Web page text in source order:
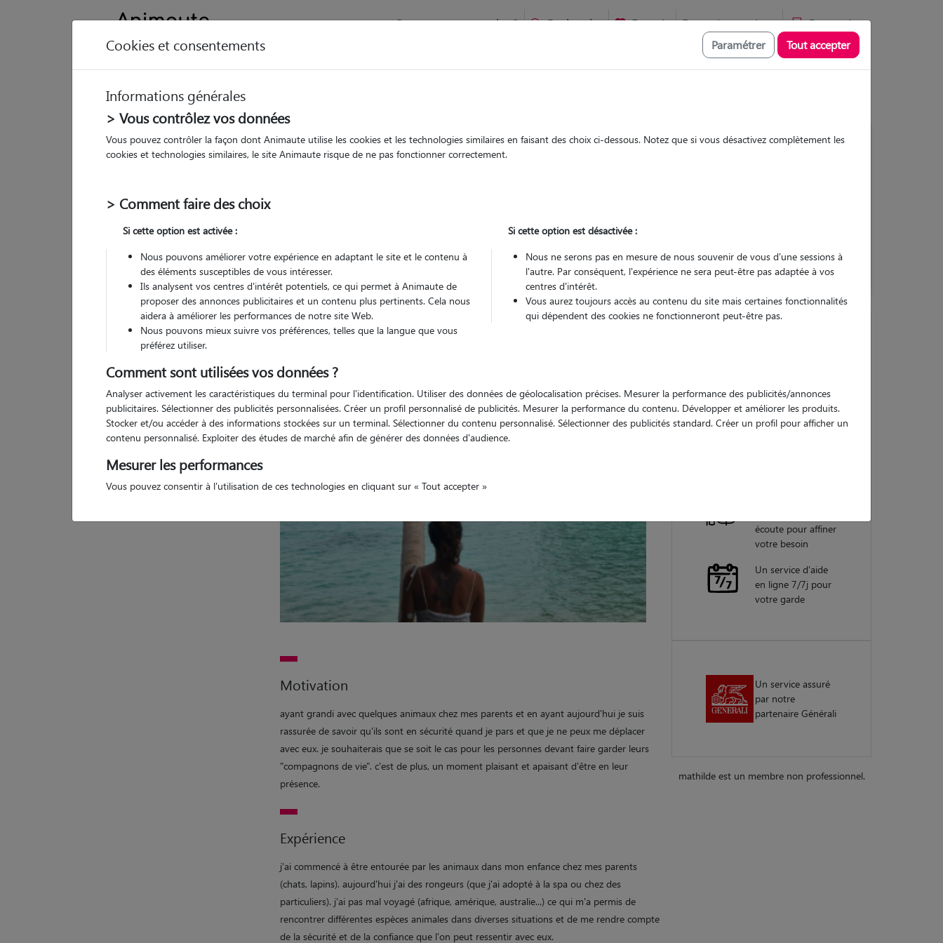
Comment ça marche ? Recherche Favoris Devenir pet sitter Connexion
Mathilde
3 animaux
Motivation
ayant grandi avec quelques animaux chez mes parents et en ayant aujourd'hui je suis
rassurée de savoir qu'ils sont en sécurité quand je pars et que je ne peux me déplacer
avec eux. je souhaiterais que se soit le cas pour les personnes devant faire garder leurs
"compagnons de vie". c'est de plus, un moment plaisant et apaisant d'être en leur
présence.
Expérience
j'ai commencé à être entourée par les animaux dans mon enfance chez mes parents
(chats, lapins). aujourd'hui j'ai des rongeurs (que j'ai adopté à la spa ou chez des
particuliers). j'ai pas mal voyagé (afrique, amérique, australie...) ce qui m'a permis de
rencontrer différentes espèces animales dans diverses situations et de me rendre compte
de la sécurité et de la confiance que l'on peut ressentir avec eux.
garanties
écoute pour affiner
votre besoin
Un service d'aide
en ligne 7/7j pour
votre garde
Un service assuré
par notre
partenaire Générali
mathilde est un membre non professionnel.
Cookies et consentements Paramétrer Tout accepter
Informations générales
> Vous contrôlez vos données
Vous pouvez contrôler la façon dont Animaute utilise les cookies et les technologies similaires en faisant des choix ci-dessous. Notez que si vous désactivez complètement les
cookies et technologies similaires, le site Animaute risque de ne pas fonctionner correctement.
> Comment faire des choix
Si cette option est activée :
Nous pouvons améliorer votre expérience en adaptant le site et le contenu à
des éléments susceptibles de vous intéresser.
Ils analysent vos centres d'intérêt potentiels, ce qui permet à Animaute de
proposer des annonces publicitaires et un contenu plus pertinents. Cela nous
aidera à améliorer les performances de notre site Web.
Nous pouvons mieux suivre vos préférences, telles que la langue que vous
préférez utiliser.
Si cette option est désactivée :
Nous ne serons pas en mesure de nous souvenir de vous d'une sessions à
l'autre. Par conséquent, l'expérience ne sera peut-être pas adaptée à vos
centres d'intérêt.
Vous aurez toujours accès au contenu du site mais certaines fonctionnalités
qui dépendent des cookies ne fonctionneront peut-être pas.
Comment sont utilisées vos données ?
Analyser activement les caractéristiques du terminal pour l'identification. Utiliser des données de géolocalisation précises. Mesurer la performance des publicités/annonces
publicitaires. Sélectionner des publicités personnalisées. Créer un profil personnalisé de publicités. Mesurer la performance du contenu. Développer et améliorer les produits.
Stocker et/ou accéder à des informations stockées sur un terminal. Sélectionner du contenu personnalisé. Sélectionner des publicités standard. Créer un profil pour afficher un
contenu personnalisé. Exploiter des études de marché afin de générer des données d'audience.
Mesurer les performances
Vous pouvez consentir à l'utilisation de ces technologies en cliquant sur « Tout accepter »